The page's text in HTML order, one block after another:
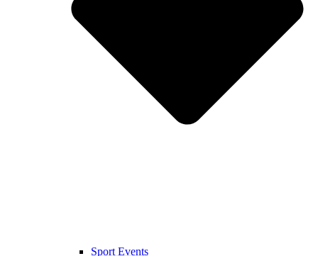
Sport Events